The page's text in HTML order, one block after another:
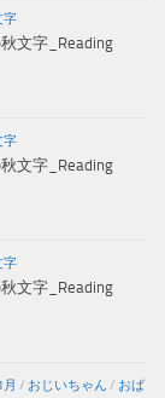
字
文字_Reading
字
文字_Reading
字
文字_Reading
月 / おじいちゃん / おば